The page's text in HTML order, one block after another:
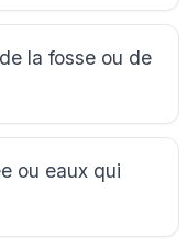
la fosse ou de
ou eaux qui